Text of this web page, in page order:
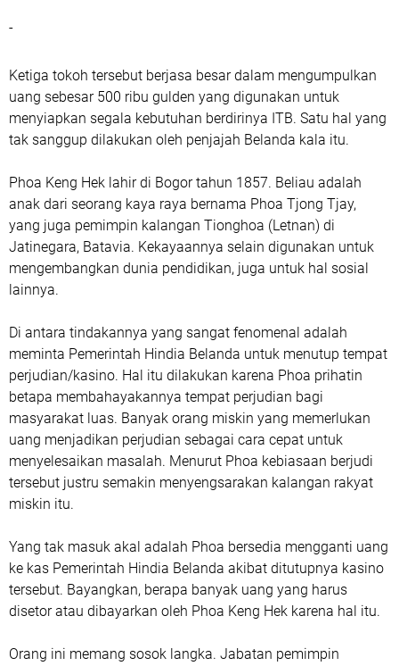
-
Ketiga tokoh tersebut berjasa besar dalam mengumpulkan
uang sebesar 500 ribu gulden yang digunakan untuk
menyiapkan segala kebutuhan berdirinya ITB. Satu hal yang
tak sanggup dilakukan oleh penjajah Belanda kala itu.
Phoa Keng Hek lahir di Bogor tahun 1857. Beliau adalah
anak dari seorang kaya raya bernama Phoa Tjong Tjay,
yang juga pemimpin kalangan Tionghoa (Letnan) di
Jatinegara, Batavia. Kekayaannya selain digunakan untuk
mengembangkan dunia pendidikan, juga untuk hal sosial
lainnya.
Di antara tindakannya yang sangat fenomenal adalah
meminta Pemerintah Hindia Belanda untuk menutup tempat
perjudian/kasino. Hal itu dilakukan karena Phoa prihatin
betapa membahayakannya tempat perjudian bagi
masyarakat luas. Banyak orang miskin yang memerlukan
uang menjadikan perjudian sebagai cara cepat untuk
menyelesaikan masalah. Menurut Phoa kebiasaan berjudi
tersebut justru semakin menyengsarakan kalangan rakyat
miskin itu.
Yang tak masuk akal adalah Phoa bersedia mengganti uang
ke kas Pemerintah Hindia Belanda akibat ditutupnya kasino
tersebut. Bayangkan, berapa banyak uang yang harus
disetor atau dibayarkan oleh Phoa Keng Hek karena hal itu.
Orang ini memang sosok langka. Jabatan pemimpin